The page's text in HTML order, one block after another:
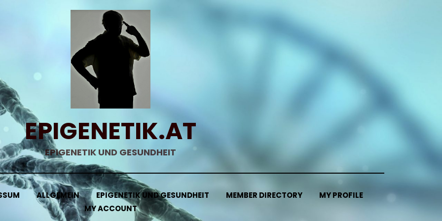
EPIGENETIK.AT
EPIGENETIK UND GESUNDHEIT
ALLGEMEIN EPIGENETIK UND GESUNDHEIT MEMBER DIRECTORY
MY PROFILE
MY ACCOUNT